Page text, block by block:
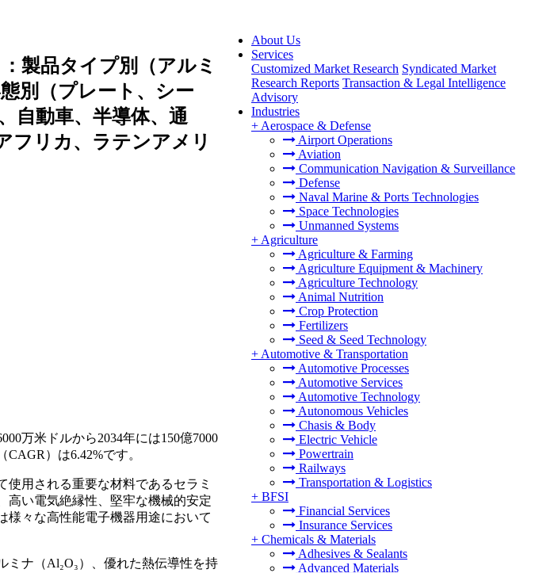
About Us
Services
Customized Market Research Syndicated Market
Research Reports Transaction & Legal Intelligence
Advisory
Industries
+ Aerospace & Defense
Airport Operations
Aviation
Communication Navigation & Surveillance
Defense
Naval Marine & Ports Technologies
Space Technologies
Unmanned Systems
+ Agriculture
Agriculture & Farming
Agriculture Equipment & Machinery
Agriculture Technology
Animal Nutrition
Crop Protection
Fertilizers
Seed & Seed Technology
+ Automotive & Transportation
Automotive Processes
Automotive Services
Automotive Technology
Autonomous Vehicles
Chasis & Body
Electric Vehicle
Powertrain
Railways
Transportation & Logistics
+ BFSI
Financial Services
Insurance Services
+ Chemicals & Materials
Adhesives & Sealants
Advanced Materials
製品タイプ別（アルミ
別（プレート、シー
自動車、半導体、通
フリカ、ラテンアメリ
万米ドルから2034年には150億7000
）は6.42%です。
用される重要な材料であるセラミ
高い電気絶縁性、堅牢な機械的安定
様々な高性能電子機器用途において
ナ（Al₂O₃）、優れた熱伝導性を持